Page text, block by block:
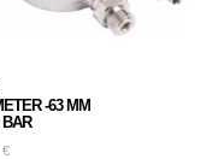
-63 MM
BAR
€